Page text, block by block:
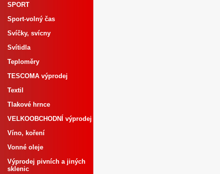
SPORT
Sport-volný čas
Svíčky, svícny
Svítidla
Teploměry
TESCOMA výprodej
Textil
Tlakové hrnce
VELKOOBCHODNÍ výprodej
Víno, koření
Vonné oleje
Výprodej pivních a jiných
sklenic